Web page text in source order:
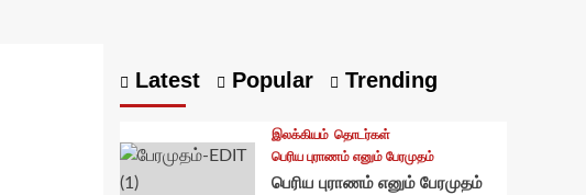
Latest Popular Trending
இலக்கியம் தொடர்கள்
பெரிய புராணம் எனும் பேரமுதம்
பெரிய புராணம் எனும் பேரமுதம்